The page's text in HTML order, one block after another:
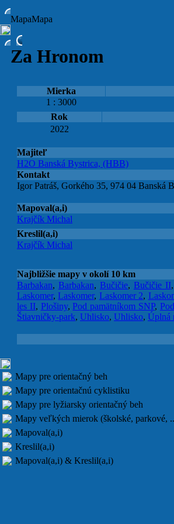
MapaMapa
Za Hronom
Mierka
1 : 3000
Rok
2022
Majiteľ
H2O Banská Bystrica, (HBB)
Kontakt
Igor Patráš, Gorkého 35, 974 04 Banská
Mapoval(a,i)
Krajčík Michal
Kreslil(a,i)
Krajčík Michal
Najbližšie mapy v okolí 10 km
Barbakan, Barbakan, Bučičie, Bučičie II,
Laskomer,Laskomer, Laskomer 2,
les II, Plošiny,Pod pamätníkom SNP,
Štiavničky-park, Uhlisko, Uhlisko, Úplná
Mapy pre orientačný beh
Mapy pre orientačnú cyklistiku
Mapy pre lyžiarsky orientačný beh
Mapy veľkých mierok (školské, parkové,
Mapoval(a,i)
Kreslil(a,i)
Mapoval(a,i) & Kreslil(a,i)